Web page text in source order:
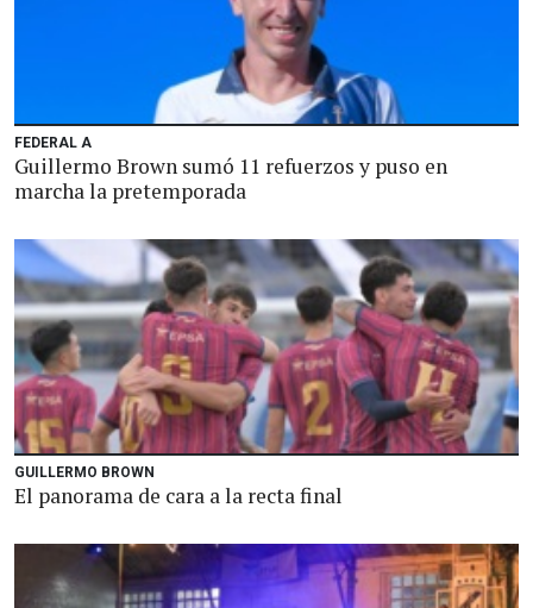
FEDERAL A
Guillermo Brown sumó 11 refuerzos y puso en
marcha la pretemporada
GUILLERMO BROWN
El panorama de cara a la recta final